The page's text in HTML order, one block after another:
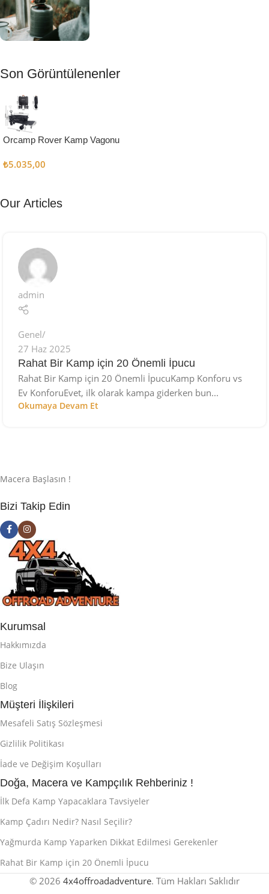
Muftağı
Kampçı
Şefler İçin
Keşfet
Son Görüntülenenler
Orcamp Rover Kamp Vagonu
₺5.035,00
Our Articles
admin
Genel
27 Haz 2025
Rahat Bir Kamp için 20 Önemli İpucu
Rahat Bir Kamp için 20 Önemli İpucuKamp Konforu vs
Ev KonforuEvet, ilk olarak kampa giderken bun...
Okumaya Devam Et
Macera Başlasın !
Bizi Takip Edin
Kurumsal
Hakkımızda
Bize Ulaşın
Blog
Müşteri İlişkileri
Mesafeli Satış Sözleşmesi
Gizlilik Politikası
İade ve Değişim Koşulları
Doğa, Macera ve Kampçılık Rehberiniz !
İlk Defa Kamp Yapacaklara Tavsiyeler
Kamp Çadırı Nedir? Nasıl Seçilir?
Yağmurda Kamp Yaparken Dikkat Edilmesi Gerekenler
Rahat Bir Kamp için 20 Önemli İpucu
© 2026 4x4offroadadventure. Tüm Hakları Saklıdır